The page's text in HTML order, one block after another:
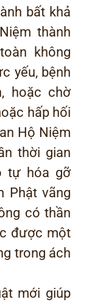
bất khả
thành
không
yếu, bệnh
hoặc chờ
hấp hối
Hộ Niệm
thời gian
tự hóa gỡ
Phật vãng
có thần
được một
trong ách
mới giúp